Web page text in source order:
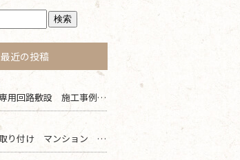
最近の投稿
エアコン専用回路敷設 施工事例 茅ヶ崎 藤沢 寒川 エリア
エアコン取り付け マンション 鎌倉 逗子 藤沢 横浜 エリア